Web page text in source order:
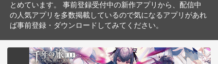
とめています。 事前登録受付中の新作アプリから、配信中
の人気アプリを多数掲載しているので気になるアプリがあれ
ば事前登録・ダウンロードしてみてください。